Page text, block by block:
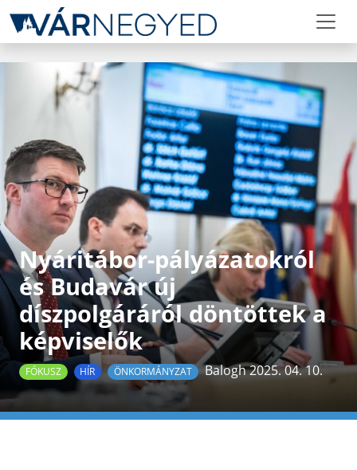
Nyáritábor-pályázatokról
és Budavár új
díszpolgáráról döntöttek a
képviselők
FÓKUSZ HÍR ÖNKORMÁNYZAT Balogh 2025. 04. 10.